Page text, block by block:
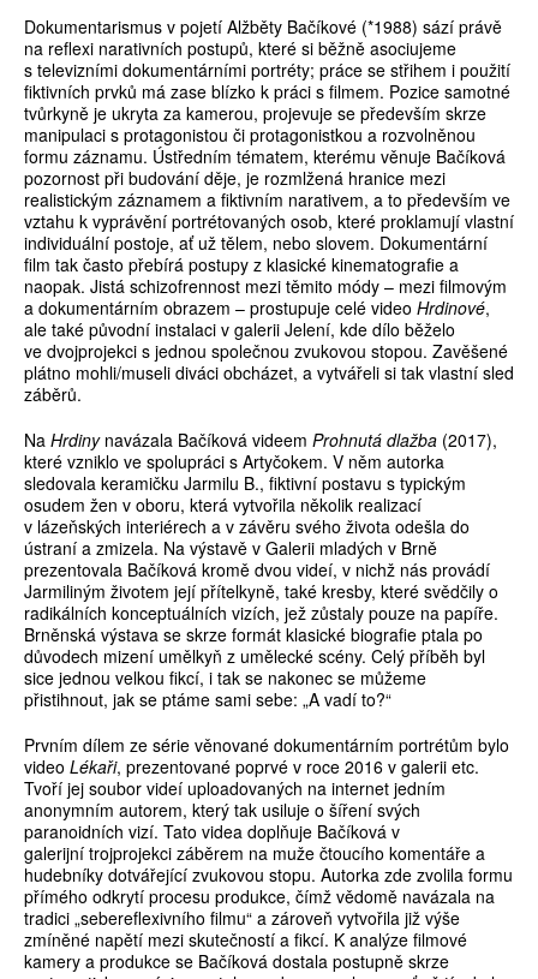
Dokumentarismus v pojetí Alžběty Bačíkové (*1988) sází právě
na reflexi narativních postupů, které si běžně asociujeme
s televizními dokumentárními portréty; práce se střihem i použití
fiktivních prvků má zase blízko k práci s filmem. Pozice samotné
tvůrkyně je ukryta za kamerou, projevuje se především skrze
manipulaci s protagonistou či protagonistkou a rozvolněnou
formu záznamu. Ústředním tématem, kterému věnuje Bačíková
pozornost při budování děje, je rozmlžená hranice mezi
realistickým záznamem a fiktivním narativem, a to především ve
vztahu k vyprávění portrétovaných osob, které proklamují vlastní
individuální postoje, ať už tělem, nebo slovem. Dokumentární
film tak často přebírá postupy z klasické kinematografie a
naopak. Jistá schizofrennost mezi těmito módy – mezi filmovým
a dokumentárním obrazem – prostupuje celé video Hrdinové,
ale také původní instalaci v galerii Jelení, kde dílo běželo
ve dvojprojekci s jednou společnou zvukovou stopou. Zavěšené
plátno mohli/museli diváci obcházet, a vytvářeli si tak vlastní sled
záběrů.
Na Hrdinynavázala Bačíková videem Prohnutá dlažba (2017),
které vzniklo ve spolupráci s Artyčokem. V něm autorka
sledovala keramičku Jarmilu B., fiktivní postavu s typickým
osudem žen v oboru, která vytvořila několik realizací
v lázeňských interiérech a v závěru svého života odešla do
ústraní a zmizela. Na výstavě v Galerii mladých v Brně
prezentovala Bačíková kromě dvou videí, v nichž nás provádí
Jarmiliným životem její přítelkyně, také kresby, které svědčily o
radikálních konceptuálních vizích, jež zůstaly pouze na papíře.
Brněnská výstava se skrze formát klasické biografie ptala po
důvodech mizení umělkyň z umělecké scény. Celý příběh byl
sice jednou velkou fikcí, i tak se nakonec se můžeme
přistihnout, jak se ptáme sami sebe: „A vadí to?“
Prvním dílem ze série věnované dokumentárním portrétům bylo
video Lékaři, prezentované poprvé v roce 2016 v galerii etc.
Tvoří jej soubor videí uploadovaných na internet jedním
anonymním autorem, který tak usiluje o šíření svých
paranoidních vizí. Tato videa doplňuje Bačíková v
galerijní trojprojekci záběrem na muže čtoucího komentáře a
hudebníky dotvářející zvukovou stopu. Autorka zde zvolila formu
přímého odkrytí procesu produkce, čímž vědomě navázala na
tradici „sebereflexivního filmu“ a zároveň vytvořila již výše
zmíněné napětí mezi skutečností a fikcí. K analýze filmové
kamery a produkce se Bačíková dostala postupně skrze